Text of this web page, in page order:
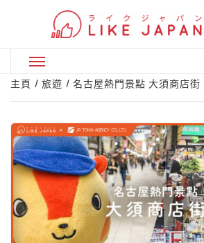
Primary
Menu
主頁 旅遊 名古屋熱門景點 大須商店